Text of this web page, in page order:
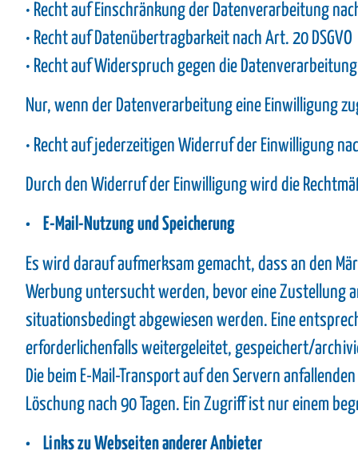
• Recht auf Einschränkung der Datenverarbeitung
• Recht auf Datenübertragbarkeit nach Art. 20 DSGVO
• Recht auf Widerspruch gegen die Datenverarbeitung
Nur, wenn der Datenverarbeitung eine Einwilligung
• Recht auf jederzeitigen Widerruf der Einwilligung
Durch den Widerruf der Einwilligung wird die
• E-Mail-Nutzung und Speicherung
Es wird darauf aufmerksam gemacht, dass an den
Werbung untersucht werden, bevor eine Zustellung
situationsbedingt abgewiesen werden. Eine
erforderlichenfalls weitergeleitet, gespeichert/
Die beim E-Mail-Transport auf den Servern
Löschung nach 90 Tagen. Ein Zugriff ist nur einem
• Links zu Webseiten anderer Anbieter